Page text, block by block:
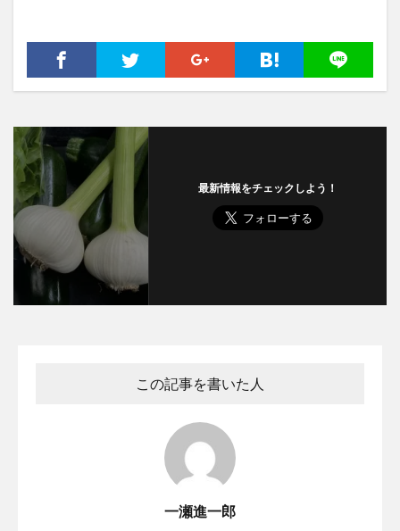
最新情報をチェックしよう！
この記事を書いた人
一瀬進一郎